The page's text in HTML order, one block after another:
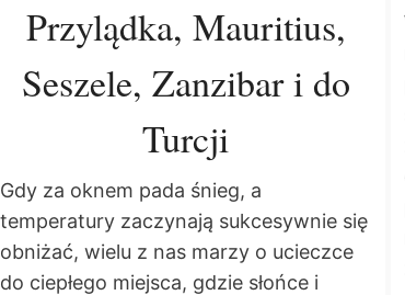
Przylądka, Mauritius,
Seszele, Zanzibar i do
Turcji
Gdy za oknem pada śnieg, a
temperatury zaczynają sukcesywnie się
obniżać, wielu z nas marzy o ucieczce
do ciepłego miejsca, gdzie słońce i